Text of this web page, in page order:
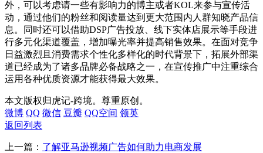
外，可以考虑请一些有影响力的博主或者KOL来参与宣传活
动，通过他们的粉丝和阅读量达到更大范围内人群知晓产品信
息。同时还可以借助DSP广告投放、线下实体店展示等手段进
行多元化渠道覆盖，增加曝光率并提高销售效果。在面对竞争
日益激烈且消费需求个性化多样化的时代背景下，拓展外部渠
道已经成为了诸多品牌必备战略之一，在宣传推广中注重综合
运用各种优质资源才能获得最大效果。
本文版权归虎记-跨境。尊重原创。
微博 QQ 微信 豆瓣 QQ空间 领英
返回列表
上一篇： 了解亚马逊视频广告如何助力电商发展